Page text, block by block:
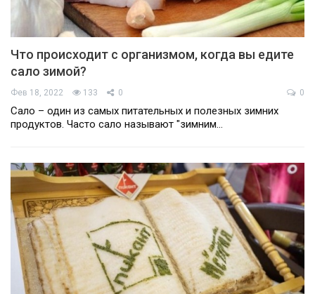
Что происходит с организмом, когда вы едите
сало зимой?
Фев 18, 2022 133 0 0
Сало – один из самых питательных и полезных зимних
продуктов. Часто сало называют "зимним…